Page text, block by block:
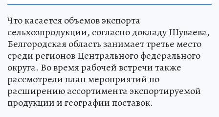
Что касается объемов экспорта
сельхозпродукции, согласно докладу Шуваева,
Белгородская область занимает третье место
среди регионов Центрального федерального
округа. Во время рабочей встречи также
рассмотрели план мероприятий по
расширению ассортимента экспортируемой
продукции и географии поставок.